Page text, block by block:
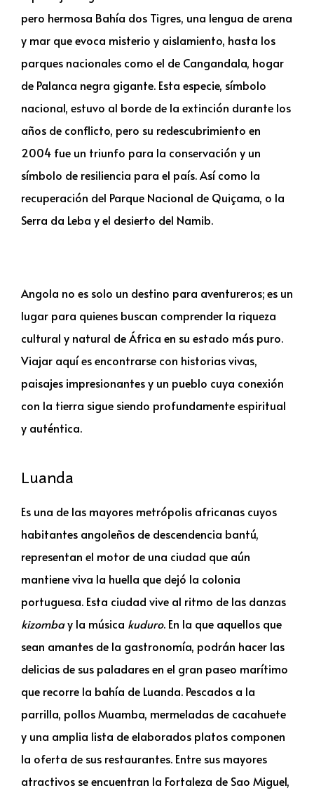
pero hermosa Bahía dos Tigres, una lengua de arena
y mar que evoca misterio y aislamiento, hasta los
parques nacionales como el de Cangandala, hogar
de Palanca negra gigante. Esta especie, símbolo
nacional, estuvo al borde de la extinción durante los
años de conflicto, pero su redescubrimiento en
2004 fue un triunfo para la conservación y un
símbolo de resiliencia para el país. Así como la
recuperación del Parque Nacional de Quiçama, o la
Serra da Leba y el desierto del Namib.
Angola no es solo un destino para aventureros; es un
lugar para quienes buscan comprender la riqueza
cultural y natural de África en su estado más puro.
Viajar aquí es encontrarse con historias vivas,
paisajes impresionantes y un pueblo cuya conexión
con la tierra sigue siendo profundamente espiritual
y auténtica.
Luanda
Es una de las mayores metrópolis africanas cuyos
habitantes angoleños de descendencia bantú,
representan el motor de una ciudad que aún
mantiene viva la huella que dejó la colonia
portuguesa. Esta ciudad vive al ritmo de las danzas
kizombay la música kuduro. En la que aquellos que
sean amantes de la gastronomía, podrán hacer las
delicias de sus paladares en el gran paseo marítimo
que recorre la bahía de Luanda. Pescados a la
parrilla, pollos Muamba, mermeladas de cacahuete
y una amplia lista de elaborados platos componen
la oferta de sus restaurantes. Entre sus mayores
atractivos se encuentran la Fortaleza de Sao Miguel,